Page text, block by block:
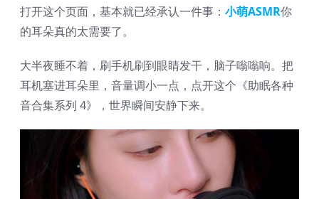
打开这个页面，基本就已经承认一件事： 小萌ASMR你
的耳朵真的太需要了。
大半夜睡不着，刷手机刷到眼睛发干，脑子嗡嗡响。把
耳机塞进耳朵里，音量调小一点，点开这个《助眠各种
音合集系列 4》，世界瞬间安静下来。